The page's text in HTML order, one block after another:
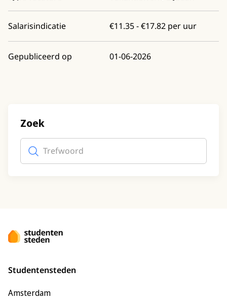
Salarisindicatie €11.35 - €17.82 per uur
Gepubliceerd op 01-06-2026
Zoek
Trefwoord
Studentensteden
Amsterdam